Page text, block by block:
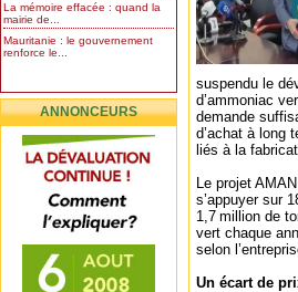
La mémoire effacée : quand la
mairie de...
Mauritanie : le gouvernement
renforce le...
ANNONCEURS
suspendu le
d’ammoniac
demande
d’achat à long
liés à la
Le projet
s’appuyer sur
1,7 million de
vert chaque
selon
Un écart de